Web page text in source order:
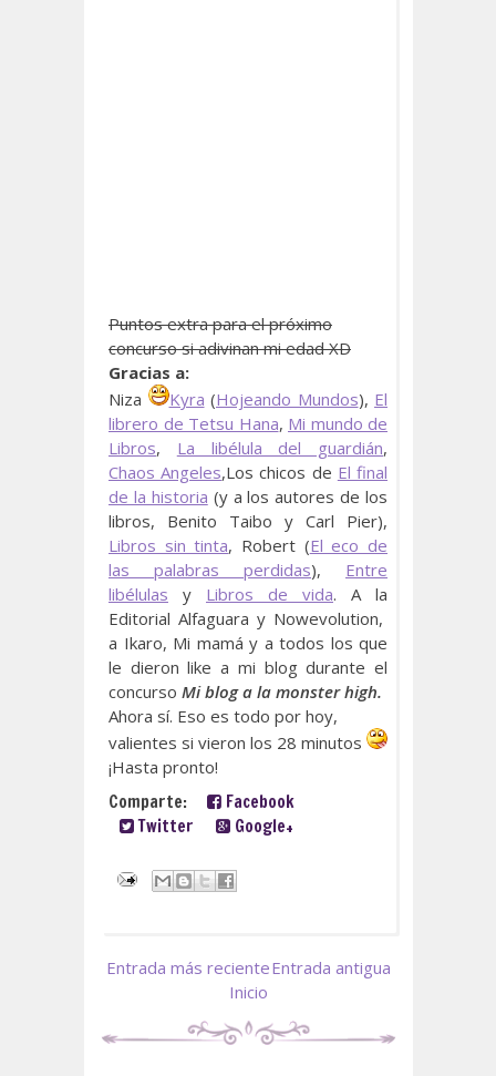
Puntos extra para el próximo
concurso si adivinan mi edad XD
Gracias a:
Niza
Kyra (Hojeando Mundos), El
librero de Tetsu Hana, Mi mundo de
Libros, La libélula del guardián,
Chaos Angeles,Los chicos de El final
de la historia (y a los autores de los
libros, Benito Taibo y Carl Pier),
Libros sin tinta, Robert (El eco de
las palabras perdidas), Entre
libélulas y Libros de vida. A la
Editorial Alfaguara y Nowevolution,
a Ikaro, Mi mamá y a todos los que
le dieron like a mi blog durante el
concurso Mi blog a la monster high.
Ahora sí. Eso es todo por hoy,
valientes si vieron los 28 minutos
¡Hasta pronto!
Comparte:
Facebook
Twitter
Google+
Entrada más recienteEntrada antigua
Inicio